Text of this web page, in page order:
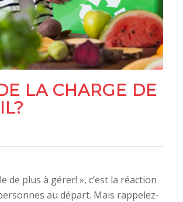
LA CHARGE DE
de plus à gérer! », c’est la réaction
au départ. Mais rappelez-